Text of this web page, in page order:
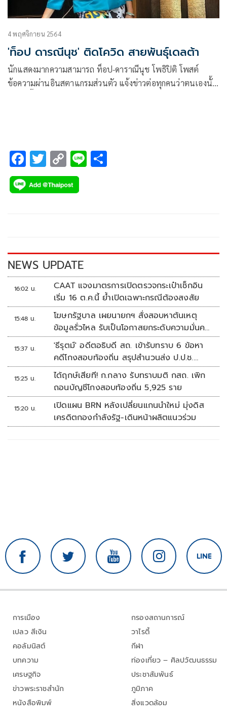
4 พฤศจิกายน 2564
'ท็อป ดารณีนุช' ติดโควิด สายพันธุ์เดลต้า
นักแสดงมากความสามารถ ท็อป-ดาราณีนุช โพธิปิติ โพสต์
ข้อความผ่านอินสตาแกรมส่วนตัว แจ้งข่าวต่อทุกคนว่าตนเองนั้น
F
ac
e
k
T
wi
tt
C
o
p
k
Li
NEWS UPDATE
16:02 น.
CAAT แจงมาตรการเปิดตรวจกระเป๋าเช็กอิน
เริ่ม 16 ต.ค.นี้ ย้ำเปิดเฉพาะกรณีต้องสงสัย
15:48 น.
โฆษกรัฐบาล เผยนายกฯ สั่งสอบหาต้นเหตุ
ข้อมูลรั่วไหล รับเป็นโอกาสยกระดับความมั่นคง
ปลอดภัยข้อมูลภาครัฐทั้งระบบ
15:37 น.
'ธีรุตม์' อดีตอธิบดี สถ. เข้ารับทราบ 6 ข้อหา
คดีโกงสอบท้องถิ่น สรุปสำนวนส่ง ป.ป.ช.
สัปดาห์หน้า
15:25 น.
ได้ฤกษ์เสียที! ก.กลาง รับทราบมติ กสถ. เพิก
ถอนบัญชีโกงสอบท้องถิ่น 5,925 ราย
15:20 น.
เปิดแผน BRN หลังเปลี่ยนแกนนำใหม่ มุ่งดิส
เครดิตกองกำลังรัฐ-เดินหน้าผลิตแนวร่วม
การเมือง
เปลว สีเงิน
คอลัมนิสต์
บทความ
เศรษฐกิจ
ข่าวพระราชสำนัก
หนังสือพิมพ์
กรองสถานการณ์
วาไรตี้
กีฬา
ท่องเที่ยว – ศิลปวัฒนธรรม
ประชาสัมพันธ์
ภูมิภาค
สิ่งแวดล้อม